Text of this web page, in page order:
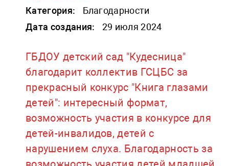
Категория:
Благодарности
Дата создания:
29 июля 2024
ГБДОУ детский сад "Кудесница"
благодарит коллектив ГСЦБС за
прекрасный конкурс "Книга глазами
детей": интересный формат,
возможность участия в конкурсе для
детей-инвалидов, детей с
нарушением слуха. Благодарность за